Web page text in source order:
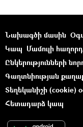
Նախագծի մասին
Կապ Մամուլի
Ընկերությունների
Գաղտնիության
Տեղեկանիշի (cookie)
Հետադարձ կապ